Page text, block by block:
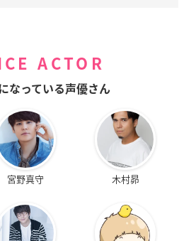
ACTOR
なっている声優さん
宮野真守 木村昴